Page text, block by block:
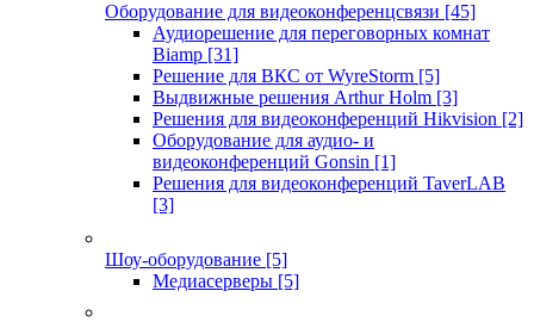
Оборудование для видеоконференцсвязи [45]
Аудиорешение для переговорных комнат
Biamp [31]
Решение для ВКС от WyreStorm [5]
Выдвижные решения Arthur Holm [3]
Решения для видеоконференций Hikvision [2]
Оборудование для аудио- и
видеоконференций Gonsin [1]
Решения для видеоконференций TaverLAB
[3]
Шоу-оборудование [5]
Медиасерверы [5]